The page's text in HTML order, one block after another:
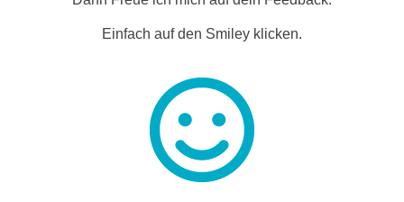
Einfach auf den Smiley klicken.